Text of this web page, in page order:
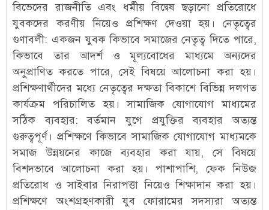
বিভেদের রাজনীতি এবং ধর্মীয় বিদ্বেষ ছড়ানো প্রতিরোধে
যুবকদের করণীয় নিয়েও প্রশিক্ষণ দেওয়া হয়। নেতৃত্বের
গুণাবলী: একজন যুবক কিভাবে সমাজের নেতৃত্ব দিতে পারে,
কিভাবে তার আদর্শ ও মূল্যবোধের মাধ্যমে অন্যদের
অনুপ্রাণিত করতে পারে, সেই বিষয়ে আলোচনা করা হয়।
প্রশিক্ষণার্থীদের মধ্যে নেতৃত্বের দক্ষতা বিকাশে বিভিন্ন দলগত
কার্যক্রম পরিচালিত হয়। সামাজিক যোগাযোগ মাধ্যমের
সঠিক ব্যবহার: বর্তমান যুগে প্রযুক্তির ব্যবহার অত্যন্ত
গুরুত্বপূর্ণ। প্রশিক্ষণে কিভাবে সামাজিক যোগাযোগ মাধ্যমকে
সমাজ উন্নয়নের কাজে ব্যবহার করা যায়, সে বিষয়ে
বিশদভাবে আলোচনা করা হয়। পাশাপাশি, ফেক নিউজ
প্রতিরোধ ও সাইবার নিরাপত্তা নিয়েও শিক্ষাদান করা হয়।
প্রশিক্ষণে অংশগ্রহণকারী যুব ফোরামের সদস্যরা অত্যন্ত